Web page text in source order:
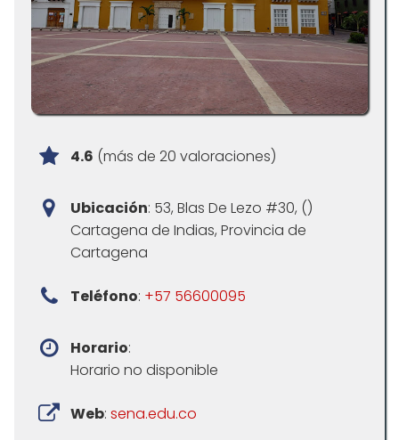
4.6 (más de 20 valoraciones)
Ubicación: 53, Blas De Lezo #30, ()
Cartagena de Indias, Provincia de
Cartagena
Teléfono: +57 56600095
Horario:
Horario no disponible
Web: sena.edu.co